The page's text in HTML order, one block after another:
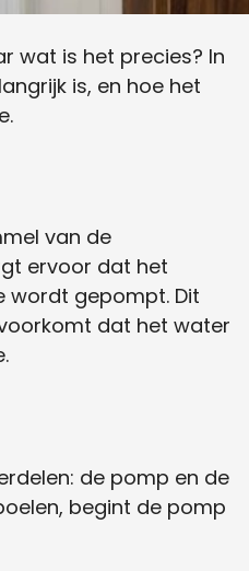
wat is het precies? In
is, en hoe het
van de
ervoor dat het
wordt gepompt. Dit
dat het water
de pomp en de
begint de pomp